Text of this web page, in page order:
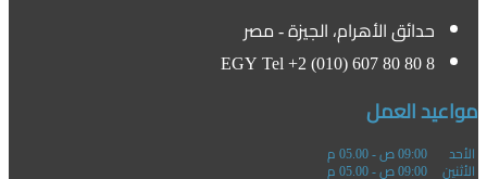
حدائق الأهرام، الجيزة - مصر
EGY Tel +2 (010) 607 80 80 8
مواعيد العمل
الأحد 09:00 ص - 05.00 م
الأثنين 09:00 ص - 05.00 م